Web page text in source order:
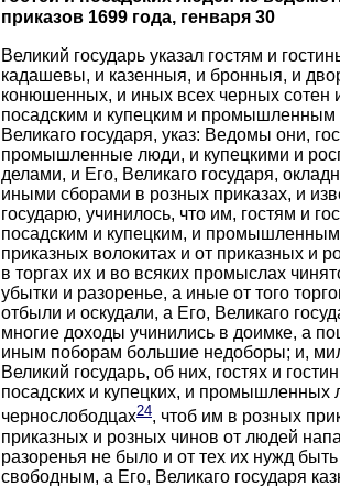
приказов 1699 года, генваря 30
Великий государь указал гостям и
кадашевы, и казенныя, и бронныя, и
конюшенных, и иных всех черных сотен
посадским и купецким и промышленным
Великаго государя, указ: Ведомы они,
промышленные люди, и купецкими и
делами, и Его, Великаго государя,
иными сборами в розных приказах, и
государю, учинилось, что им, гостям и
посадским и купецким, и
приказных волокитах и от приказных и
в торгах их и во всяких промыслах
убытки и разоренье, а иные от того
отбыли и оскудали, а Его, Великаго
многие доходы учинились в доимке, а
иным поборам большие недоборы; и,
Великий государь, об них, гостях и
посадских и купецких, и промышленных
чернослободцах24, чтоб им в розных
приказных и розных чинов от людей
разоренья не было и от тех их нужд
свободным, а Его, Великаго государя